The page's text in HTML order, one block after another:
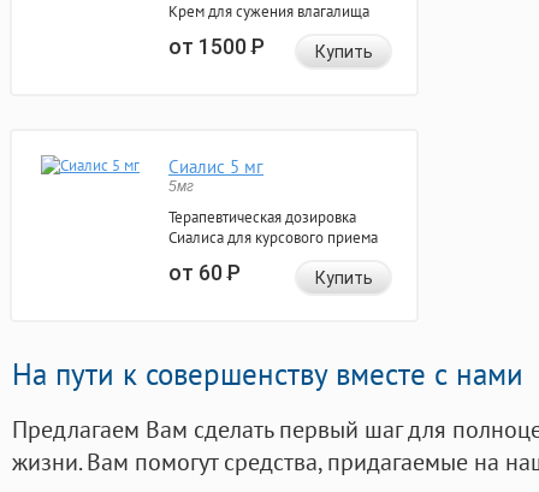
Крем для сужения влагалища
от 1500Р Купить
Сиалис 5 мг
5мг
Терапевтическая дозировка
Сиалиса для курсового приема
от 60Р Купить
На пути к совершенству вместе с нами
Предлагаем Вам сделать первый шаг для
жизни. Вам помогут средства, придагаемые на